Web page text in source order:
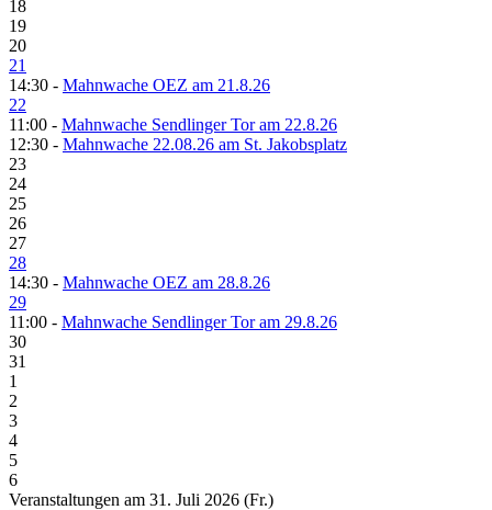
18
19
20
21
14:30 - Mahnwache OEZ am 21.8.26
22
11:00 - Mahnwache Sendlinger Tor am 22.8.26
12:30 - Mahnwache 22.08.26 am St. Jakobsplatz
23
24
25
26
27
28
14:30 - Mahnwache OEZ am 28.8.26
29
11:00 - Mahnwache Sendlinger Tor am 29.8.26
30
31
1
2
3
4
5
6
Veranstaltungen am 31. Juli 2026 (Fr.)